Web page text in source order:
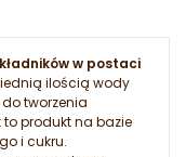
w postaci
ilością wody
tworzenia
to produkt na bazie
i cukru.